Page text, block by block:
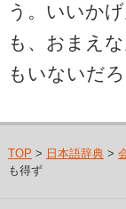
う。いいか
も、おまえ
もいないだろ
TOP > 日本語辞典>
も得ず